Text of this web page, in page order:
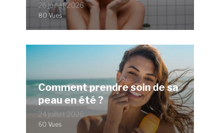
26 juillet 2026
80 Vues
Comment prendre soin de sa
peau en été ?
24 juillet 2026
60 Vues